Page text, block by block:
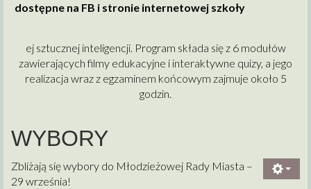
dostępne na FB i stronie internetowej szkoły
ej sztucznej inteligencji. Program składa się z 6 modułów
zawierających filmy edukacyjne i interaktywne quizy, a jego
realizacja wraz z egzaminem końcowym zajmuje około 5
godzin.
WYBORY
Zbliżają się wybory do Młodzieżowej Rady Miasta –
29 września!